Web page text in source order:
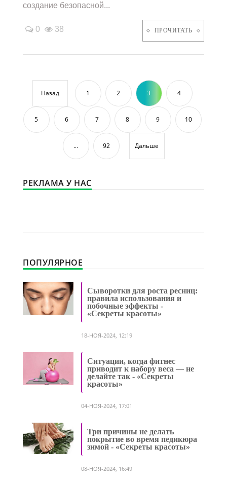
создание безопасной...
0 38 ПРОЧИТАТЬ
Назад 1 2 3 4
5 6 7 8 9 10
... 92 Дальше
РЕКЛАМА У НАС
ПОПУЛЯРНОЕ
Сыворотки для роста ресниц:
правила использования и
побочные эффекты -
«Секреты красоты»
18-НОЯ-2024, 12:19
Ситуации, когда фитнес
приводит к набору веса — не
делайте так - «Секреты
красоты»
04-НОЯ-2024, 17:01
Три причины не делать
покрытие во время педикюра
зимой - «Секреты красоты»
08-НОЯ-2024, 16:49